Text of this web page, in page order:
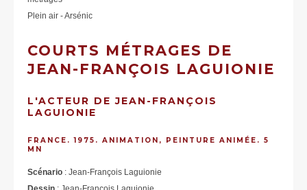
Plein air - Arsénic
COURTS MÉTRAGES DE
JEAN-FRANÇOIS LAGUIONIE
L'ACTEUR DE JEAN-FRANÇOIS
LAGUIONIE
FRANCE. 1975. ANIMATION, PEINTURE ANIMÉE. 5
MN
Scénario : Jean-François Laguionie